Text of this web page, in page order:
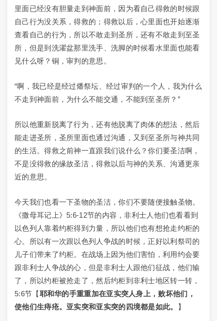
里面已经没有胆量走到神面前，因为看自己得救的时候跟
自己行为没关系，得救的；得救以后，心里面也开始逐渐
查看自己的行为，所以不敢走到圣所，还有不敢走到至圣
所，但是到洗濯盆那里洗手、洗脚的时候看水里面也能看
见什么呀？铜，审判的意思。
“啊，我已经是经过燔祭坛、经过审判的一个人，我为什么
不走到神面前，为什么不能交通，不能到至圣所？”
所以他重新脱离了行为，还有他脱离了肉体的想法，然后
能走进圣所，圣所里面也通过沟通，又到至圣所与神共同
的生活。得救之前神一直跟我们说什么？你们要圣洁啊，
不是没得救的缘故圣洁，得救以后与神的关系、沟通更亲
近的意思。
今天我们也看一下圣物的圣洁，你们不要随便接触圣物。
《撒母耳记上》5:6-12节的内容，非利士人他们也看看到
以色列人靠着约柜得到力量，所以他们也有想抢走约柜的
心。所以有一次跟以色列人争战的时候，正好以利祭司的
儿子们带来了约柜。在战场上因为他们害怕，利用约会要
跟非利士人争战的心，但是非利士人跟他们征战，他们输
了，所以约柜被抢走了，然后约柜到非利士地区转一转，
5:6节【耶和华的手重重加在亚实突人身上，败坏他们，
使他们生痔疮。亚实突和亚实突的四境都是如此。
】